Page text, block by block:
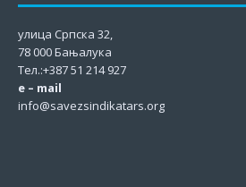
улица Српска 32,
78 000 Бањалука
Тел.:+387 51 214 927
e – mail
info@savezsindikatars.org